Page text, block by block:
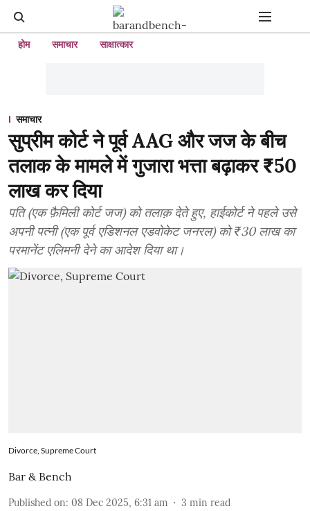
होम समाचार साक्षात्कार
समाचार
सुप्रीम कोर्ट ने पूर्व AAG और जज के बीच
तलाक के मामले में गुजारा भत्ता बढ़ाकर ₹50
लाख कर दिया
पति (एक फ़ैमिली कोर्ट जज) को तलाक़ देते हुए, हाईकोर्ट ने पहले उसे
अपनी पत्नी (एक पूर्व एडिशनल एडवोकेट जनरल) को ₹30 लाख का
परमानेंट एलिमनी देने का आदेश दिया था।
Divorce, Supreme Court
Bar & Bench
Published on: 08 Dec 2025, 6:31 am 3 min read